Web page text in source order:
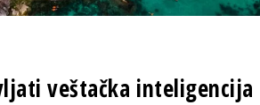
veštačka inteligencija